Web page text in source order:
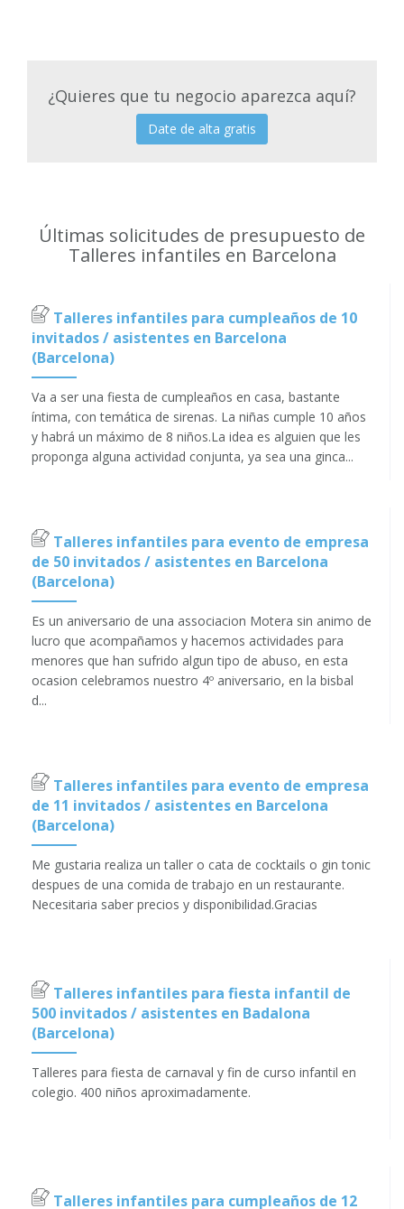
¿Quieres que tu negocio aparezca aquí?
Date de alta gratis
Últimas solicitudes de presupuesto de
Talleres infantiles en Barcelona
Talleres infantiles para cumpleaños de 10
invitados / asistentes en Barcelona
(Barcelona)
Va a ser una fiesta de cumpleaños en casa, bastante
íntima, con temática de sirenas. La niñas cumple 10 años
y habrá un máximo de 8 niños.La idea es alguien que les
proponga alguna actividad conjunta, ya sea una ginca...
Talleres infantiles para evento de empresa
de 50 invitados / asistentes en Barcelona
(Barcelona)
Es un aniversario de una associacion Motera sin animo de
lucro que acompañamos y hacemos actividades para
menores que han sufrido algun tipo de abuso, en esta
ocasion celebramos nuestro 4º aniversario, en la bisbal
d...
Talleres infantiles para evento de empresa
de 11 invitados / asistentes en Barcelona
(Barcelona)
Me gustaria realiza un taller o cata de cocktails o gin tonic
despues de una comida de trabajo en un restaurante.
Necesitaria saber precios y disponibilidad.Gracias
Talleres infantiles para fiesta infantil de
500 invitados / asistentes en Badalona
(Barcelona)
Talleres para fiesta de carnaval y fin de curso infantil en
colegio. 400 niños aproximadamente.
Talleres infantiles para cumpleaños de 12